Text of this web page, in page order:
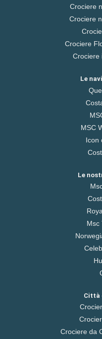
Crociere
Crociere
Crociere
Crociere
Le
MSC
Icon
Le
Msc
Città
Crociere da